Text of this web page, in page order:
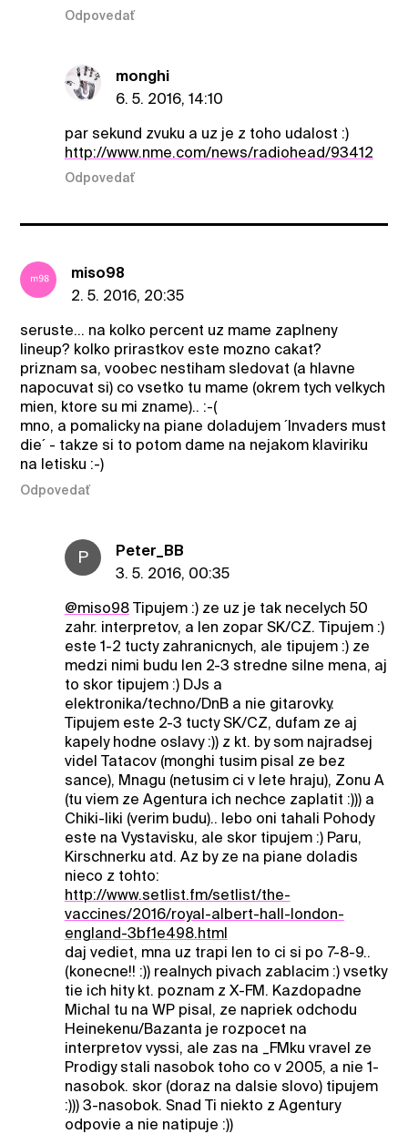
Odpovedať
monghi
6. 5. 2016, 14:10
par sekund zvuku a uz je z toho udalost :)
http://www.nme.com/news/radiohead/93412
Odpovedať
miso98
2. 5. 2016, 20:35
seruste... na kolko percent uz mame zaplneny
lineup? kolko prirastkov este mozno cakat?
priznam sa, voobec nestiham sledovat (a hlavne
napocuvat si) co vsetko tu mame (okrem tych velkych
mien, ktore su mi zname).. :-(
mno, a pomalicky na piane doladujem ´Invaders must
die´ - takze si to potom dame na nejakom klaviriku
na letisku :-)
Odpovedať
P
Peter_BB
3. 5. 2016, 00:35
@miso98Tipujem :) ze uz je tak necelych 50
zahr. interpretov, a len zopar SK/CZ. Tipujem :)
este 1-2 tucty zahranicnych, ale tipujem :) ze
medzi nimi budu len 2-3 stredne silne mena, aj
to skor tipujem :) DJs a
elektronika/techno/DnB a nie gitarovky.
Tipujem este 2-3 tucty SK/CZ, dufam ze aj
kapely hodne oslavy :)) z kt. by som najradsej
videl Tatacov (monghi tusim pisal ze bez
sance), Mnagu (netusim ci v lete hraju), Zonu A
(tu viem ze Agentura ich nechce zaplatit :))) a
Chiki-liki (verim budu).. lebo oni tahali Pohody
este na Vystavisku, ale skor tipujem :) Paru,
Kirschnerku atd. Az by ze na piane doladis
nieco z tohto:
http://www.setlist.fm/setlist/the-
vaccines/2016/royal-albert-hall-london-
england-3bf1e498.html
daj vediet, mna uz trapi len to ci si po 7-8-9..
(konecne!! :)) realnych pivach zablacim :) vsetky
tie ich hity kt. poznam z X-FM. Kazdopadne
Michal tu na WP pisal, ze napriek odchodu
Heinekenu/Bazanta je rozpocet na
interpretov vyssi, ale zas na _FMku vravel ze
Prodigy stali nasobok toho co v 2005, a nie 1-
nasobok. skor (doraz na dalsie slovo) tipujem
:))) 3-nasobok. Snad Ti niekto z Agentury
odpovie a nie natipuje :))